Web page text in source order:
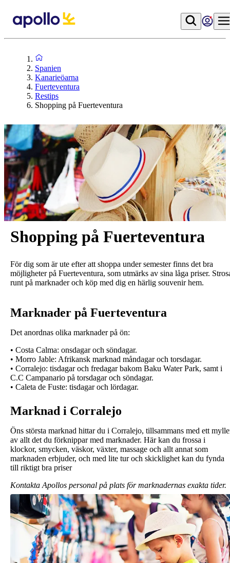
Spanien
Kanarieöarna
Fuerteventura
Restips
Shopping på Fuerteventura
Shopping på Fuerteventura
För dig som är ute efter att shoppa under semester finns det bra
möjligheter på Fuerteventura, som utmärks av sina låga priser.
runt på marknader och köp med dig en härlig souvenir hem.
Marknader på Fuerteventura
Det anordnas olika marknader på ön:
• Costa Calma: onsdagar och söndagar.
• Morro Jable: Afrikansk marknad måndagar och torsdagar.
• Corralejo: tisdagar och fredagar bakom Baku Water Park, samt i
C.C Campanario på torsdagar och söndagar.
• Caleta de Fuste: tisdagar och lördagar.
Marknad i Corralejo
Öns största marknad hittar du i Corralejo, tillsammans med ett
av allt det du förknippar med marknader. Här kan du frossa i
klockor, smycken, väskor, växter, massage och allt annat som
marknaden erbjuder, och med lite tur och skicklighet kan du fynda
till riktigt bra priser
Kontakta Apollos personal på plats för marknadernas exakta tider.